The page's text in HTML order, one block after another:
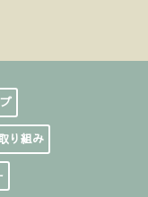
り組み